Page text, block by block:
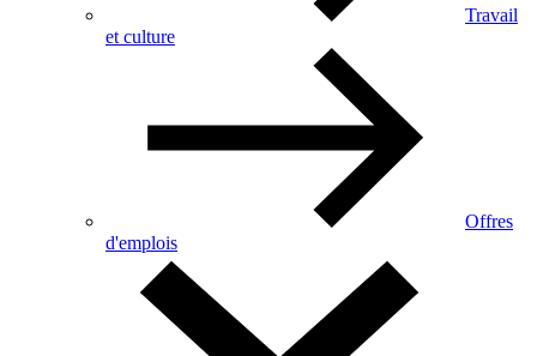
Travail
et culture
Offres
d'emplois